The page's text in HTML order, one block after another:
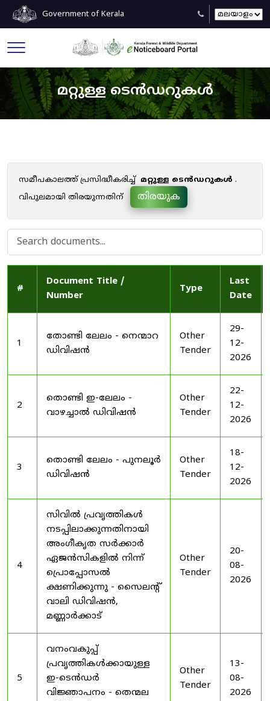
Government of Kerala
മറ്റുള്ള ടെൻഡറുകൾ
സമീപകാലത്ത് പ്രസിദ്ധീകരിച്ച് മറ്റുള്ള ടെൻഡറുകൾ .
വിപുലമായി തിരയുന്നതിന്
തിരയുക
#
Document Title /
Number
Type
Last
Date
1
തോണ്ടി ലേലം - നെന്മാറ
ഡിവിഷൻ
Other
Tender
29-
12-
2026
2
തൊണ്ടി ഇ-ലേലം -
വാഴച്ചാൽ ഡിവിഷൻ
Other
Tender
22-
12-
2026
3
തൊണ്ടി ലേലം - പുനലൂർ
ഡിവിഷൻ
Other
Tender
18-
12-
2026
4
സിവിൽ പ്രവൃത്തികൾ
നടപ്പിലാക്കുന്നതിനായി
അംഗീകൃത സർക്കാർ
ഏജൻസികളിൽ നിന്ന്
പ്രൊപ്പോസൽ
ക്ഷണിക്കുന്നു - സൈലന്റ്
വാലി ഡിവിഷൻ,
മണ്ണാർക്കാട്
Other
Tender
20-
08-
2026
5
വനംവകുപ്പ്
പ്രവൃത്തികൾക്കായുള്ള
ഇ-ടെൻഡർ
വിജ്ഞാപനം - തെന്മല
Other
Tender
13-
08-
2026